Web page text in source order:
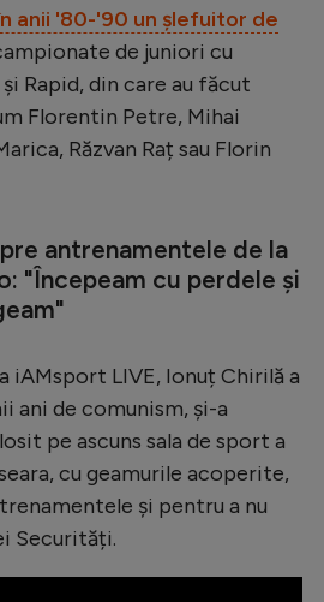
fotbalului
1
anii '80-'90 un șlefuitor de
de juniori cu
Rapid, din care au făcut
Florentin Petre, Mihai
Răzvan Raț sau Florin
antrenamentele de la
"Începeam cu perdele și
iAMsport LIVE, Ionuț Chirilă a
ani de comunism, și-a
pe ascuns sala de sport a
cu geamurile acoperite,
și pentru a nu
Securități.